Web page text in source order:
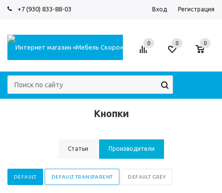
+7 (930) 833-88-03 Вход Регистрация
0 0 0
Кнопки
Статьи Производители
DEFAULT DEFAULT TRANSPARENT DEFAULT GREY